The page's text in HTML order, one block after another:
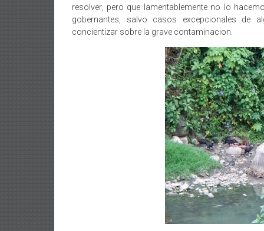
resolver, pero que lamentablemente no lo
gobernantes, salvo casos excepcionales de
concientizar sobre la grave contaminacion.